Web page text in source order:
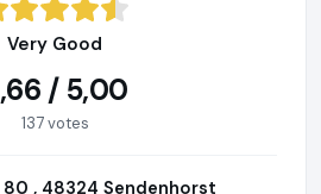
Very Good
/ 5,00
137 votes
, 48324 Sendenhorst